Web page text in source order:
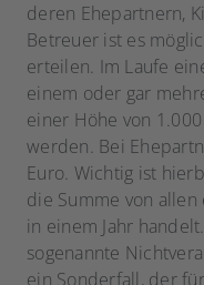
deren Ehepartnern,
Betreuer ist es
erteilen. Im Laufe
einem oder gar
einer Höhe von
werden. Bei
Euro. Wichtig ist
die Summe von
in einem Jahr
sogenannte
ein Sonderfall, der